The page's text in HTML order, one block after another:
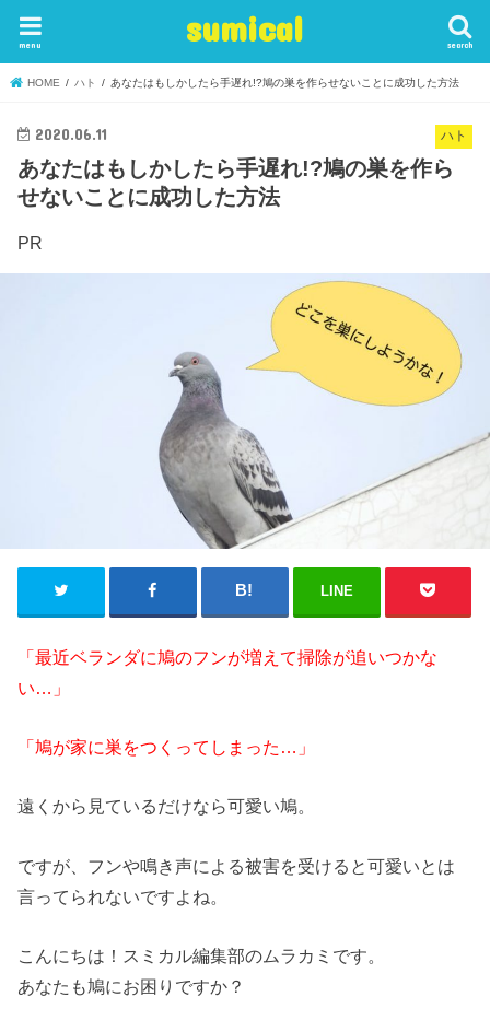
sumical search
menu
HOME ハト あなたはもしかしたら手遅れ!?鳩の巣を作らせないことに成功した方法
ハト
2020.06.11
あなたはもしかしたら手遅れ!?鳩の巣を作ら
せないことに成功した方法
PR
LINE
「最近ベランダに鳩のフンが増えて掃除が追いつかな
い…」
「鳩が家に巣をつくってしまった…」
遠くから見ているだけなら可愛い鳩。
ですが、フンや鳴き声による被害を受けると可愛いとは
言ってられないですよね。
こんにちは！スミカル編集部のムラカミです。
あなたも鳩にお困りですか？